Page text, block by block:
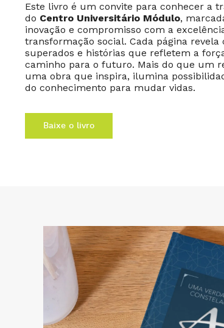
Este livro é um convite para conhecer a
do Centro Universitário Módulo,
inovação e compromisso com a
transformação social. Cada página revela
superados e histórias que refletem a
caminho para o futuro. Mais do que um
uma obra que inspira, ilumina
do conhecimento para mudar vidas.
Baixe o livro